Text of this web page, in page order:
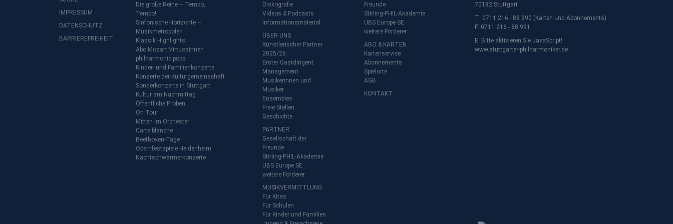
IMPRESSUM
DATENSCHUTZ
BARRIEREFREIHEIT
Die große Reihe – Tempo,
Tempo!
Sinfonische Horizonte –
Musikmetropolen
Klassik Highlights
Abo Mozart Virtuosinnen
philharmonic pops
Kinder- und Familienkonzerte
Konzerte der Kulturgemeinschaft
Sonderkonzerte in Stuttgart
Kultur am Nachmittag
Öffentliche Proben
On Tour
Mitten im Orchester
Carte blanche
Beethoven-Tage
Opernfestspiele Heidenheim
Nachtschwärmerkonzerte
Diskografie
Videos & Podcasts
Informationsmaterial
ÜBER UNS
Künstlerischer Partner
2025/26
Erster Gastdirigent
Management
Musikerinnen und
Musiker
Ensembles
Freie Stellen
Geschichte
PARTNER
Gesellschaft der
Freunde
Stirling-PHIL-Akademie
UBS Europe SE
weitere Förderer
MUSIKVERMITTLUNG
Für Kitas
Für Schulen
Für Kinder und Familien
Freunde
Stirling-PHIL-Akademie
UBS Europe SE
weitere Förderer
ABO & KARTEN
Kartenservice
Abonnements
Spielorte
AGB
KONTAKT
70182 Stuttgart
T: 0711 216 - 88 990 (Karten und Abonnements)
F: 0711 216 - 88 991
E: Bitte aktivieren Sie JavaScript!
www.stuttgarter-philharmoniker.de